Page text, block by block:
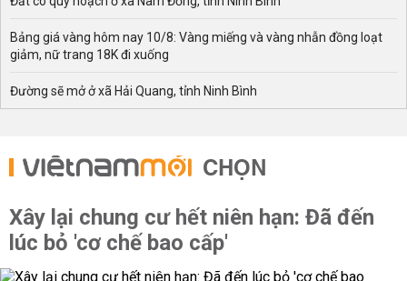
Bảng giá vàng hôm nay 10/8: Vàng miếng và vàng nhẫn đồng loạt
giảm, nữ trang 18K đi xuống
Đường sẽ mở ở xã Hải Quang, tỉnh Ninh Bình
CHỌN
Xây lại chung cư hết niên hạn: Đã đến
lúc bỏ 'cơ chế bao cấp'